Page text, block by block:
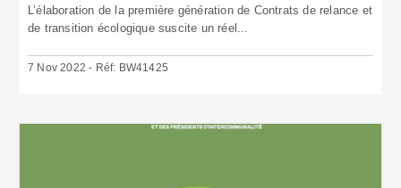
L’élaboration de la première génération de Contrats de relance et
de transition écologique suscite un réel...
7 Nov 2022 - Réf: BW41425